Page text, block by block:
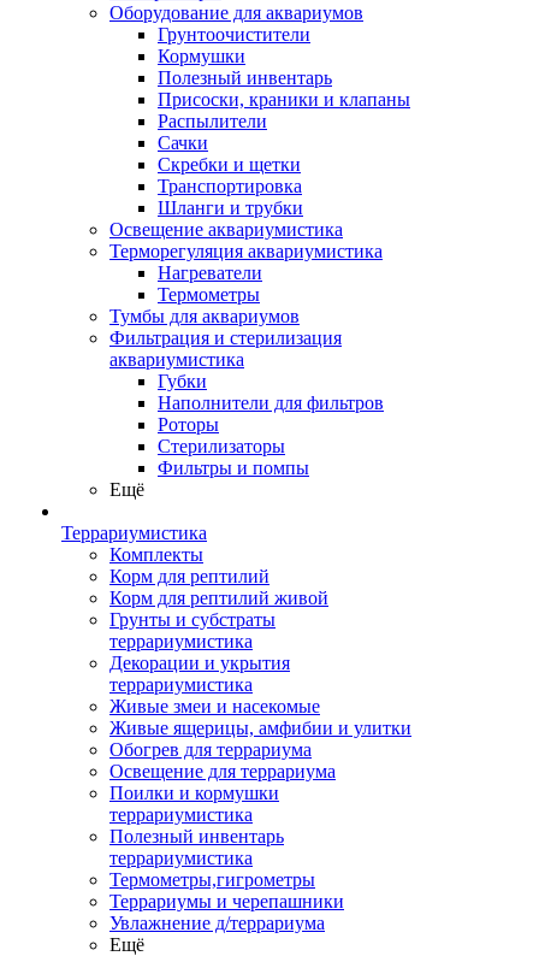
Оборудование для аквариумов
Грунтоочистители
Кормушки
Полезный инвентарь
Присоски, краники и клапаны
Распылители
Сачки
Скребки и щетки
Транспортировка
Шланги и трубки
Освещение аквариумистика
Терморегуляция аквариумистика
Нагреватели
Термометры
Тумбы для аквариумов
Фильтрация и стерилизация
аквариумистика
Губки
Наполнители для фильтров
Роторы
Стерилизаторы
Фильтры и помпы
Ещё
Террариумистика
Комплекты
Корм для рептилий
Корм для рептилий живой
Грунты и субстраты
террариумистика
Декорации и укрытия
террариумистика
Живые змеи и насекомые
Живые ящерицы, амфибии и улитки
Обогрев для террариума
Освещение для террариума
Поилки и кормушки
террариумистика
Полезный инвентарь
террариумистика
Термометры,гигрометры
Террариумы и черепашники
Увлажнение д/террариума
Ещё